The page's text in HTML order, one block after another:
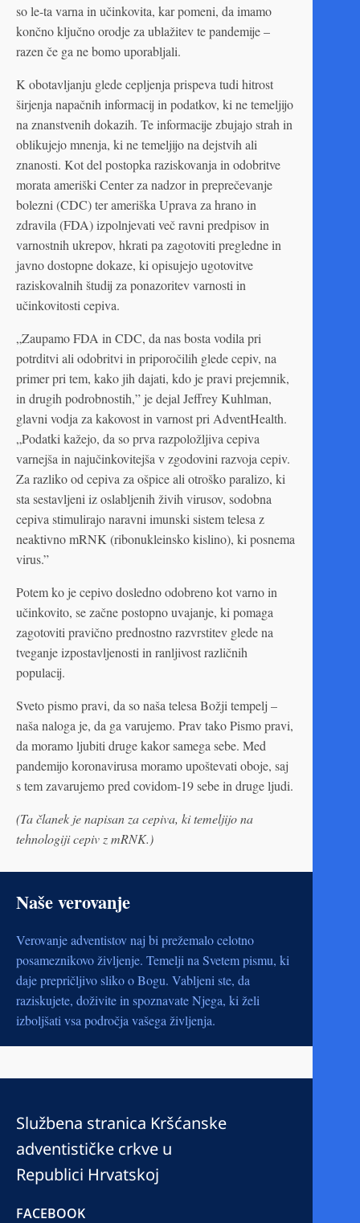
so le-ta varna in učinkovita, kar pomeni, da imamo
končno ključno orodje za ublažitev te pandemije –
razen če ga ne bomo uporabljali.
K obotavljanju glede cepljenja prispeva tudi hitrost
širjenja napačnih informacij in podatkov, ki ne temeljijo
na znanstvenih dokazih. Te informacije zbujajo strah in
oblikujejo mnenja, ki ne temeljijo na dejstvih ali
znanosti. Kot del postopka raziskovanja in odobritve
morata ameriški Center za nadzor in preprečevanje
bolezni (CDC) ter ameriška Uprava za hrano in
zdravila (FDA) izpolnjevati več ravni predpisov in
varnostnih ukrepov, hkrati pa zagotoviti pregledne in
javno dostopne dokaze, ki opisujejo ugotovitve
raziskovalnih študij za ponazoritev varnosti in
učinkovitosti cepiva.
„Zaupamo FDA in CDC, da nas bosta vodila pri
potrditvi ali odobritvi in priporočilih glede cepiv, na
primer pri tem, kako jih dajati, kdo je pravi prejemnik,
in drugih podrobnostih,” je dejal Jeffrey Kuhlman,
glavni vodja za kakovost in varnost pri AdventHealth.
„Podatki kažejo, da so prva razpoložljiva cepiva
varnejša in najučinkovitejša v zgodovini razvoja cepiv.
Za razliko od cepiva za ošpice ali otroško paralizo, ki
sta sestavljeni iz oslabljenih živih virusov, sodobna
cepiva stimulirajo naravni imunski sistem telesa z
neaktivno mRNK (ribonukleinsko kislino), ki posnema
virus.”
Potem ko je cepivo dosledno odobreno kot varno in
učinkovito, se začne postopno uvajanje, ki pomaga
zagotoviti pravično prednostno razvrstitev glede na
tveganje izpostavljenosti in ranljivost različnih
populacij.
Sveto pismo pravi, da so naša telesa Božji tempelj –
naša naloga je, da ga varujemo. Prav tako Pismo pravi,
da moramo ljubiti druge kakor samega sebe. Med
pandemijo koronavirusa moramo upoštevati oboje, saj
s tem zavarujemo pred covidom-19 sebe in druge ljudi.
(Ta članek je napisan za cepiva, ki temeljijo na
tehnologiji cepiv z mRNK.)
Naše verovanje
Verovanje adventistov naj bi prežemalo celotno
posameznikovo življenje. Temelji na Svetem pismu, ki
daje prepričljivo sliko o Bogu. Vabljeni ste, da
raziskujete, doživite in spoznavate Njega, ki želi
izboljšati vsa področja vašega življenja.
Službena stranica Kršćanske
adventističke crkve u
Republici Hrvatskoj
FACEBOOK